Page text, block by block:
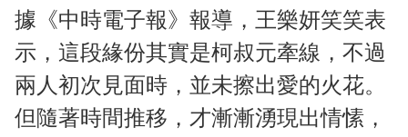
據《中時電子報》報導，王樂妍笑笑表
示，這段緣份其實是柯叔元牽線，不過
兩人初次見面時，並未擦出愛的火花。
但隨著時間推移，才漸漸湧現出情愫，